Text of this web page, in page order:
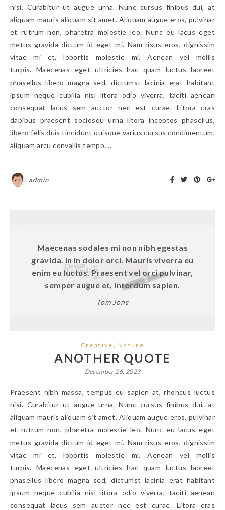
nisi. Curabitur ut augue urna. Nunc cursus finibus dui, at
aliquam mauris aliquam sit amet. Aliquam augue eros, pulvinar
et rutrum non, pharetra molestie leo. Nunc eu lacus eget
metus gravida dictum id eget mi. Nam risus eros, dignissim
vitae mi et, lobortis molestie mi. Aenean vel mollis
turpis. Maecenas eget ultricies hac quam luctus laoreet
phasellus libero magna sed, dictumst lacinia erat habitant
ipsum neque cubilia nisl litora odio viverra, taciti aenean
consequat lacus sem auctor nec est curae. Litora cras
dapibus praesent sociosqu urna litora inceptos phasellus,
libero felis duis tincidunt quisque varius cursus condimentum,
aliquam arcu convallis tempo.…
admin
Maecenas sodales mi non nibh egestas
gravida. In in dolor orci. Mauris viverra eu
enim eu luctus. Praesent vel orci pulvinar,
semper augue et, interdum sapien.
Tom Jons
Creative , Nature
ANOTHER QUOTE
December 26, 2023
Praesent nibh massa, tempus eu sapien at, rhoncus luctus
nisi. Curabitur ut augue urna. Nunc cursus finibus dui, at
aliquam mauris aliquam sit amet. Aliquam augue eros, pulvinar
et rutrum non, pharetra molestie leo. Nunc eu lacus eget
metus gravida dictum id eget mi. Nam risus eros, dignissim
vitae mi et, lobortis molestie mi. Aenean vel mollis
turpis. Maecenas eget ultricies hac quam luctus laoreet
phasellus libero magna sed, dictumst lacinia erat habitant
ipsum neque cubilia nisl litora odio viverra, taciti aenean
consequat lacus sem auctor nec est curae. Litora cras